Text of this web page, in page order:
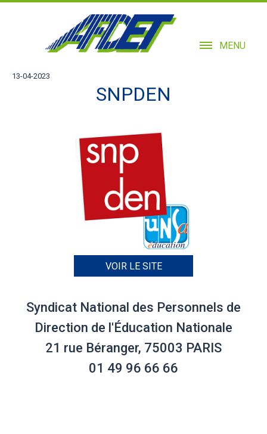
MENU
13-04-2023
SNPDEN
VOIR LE SITE
Syndicat National des Personnels de
Direction de l'Éducation Nationale
21 rue Béranger, 75003 PARIS
01 49 96 66 66